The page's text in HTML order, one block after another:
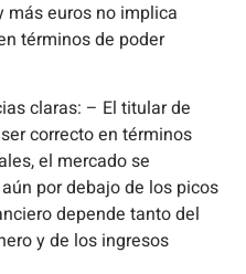
más euros no implica
términos de poder
claras: – El titular de
correcto en términos
el mercado se
por debajo de los picos
depende tanto del
y de los ingresos